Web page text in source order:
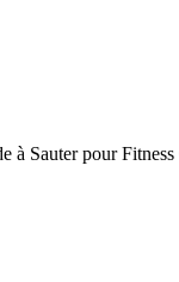
à Sauter pour